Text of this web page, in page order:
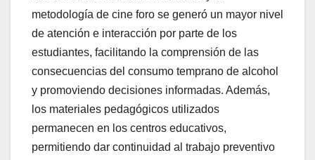
metodología de cine foro se generó un mayor nivel
de atención e interacción por parte de los
estudiantes, facilitando la comprensión de las
consecuencias del consumo temprano de alcohol
y promoviendo decisiones informadas. Además,
los materiales pedagógicos utilizados
permanecen en los centros educativos,
permitiendo dar continuidad al trabajo preventivo